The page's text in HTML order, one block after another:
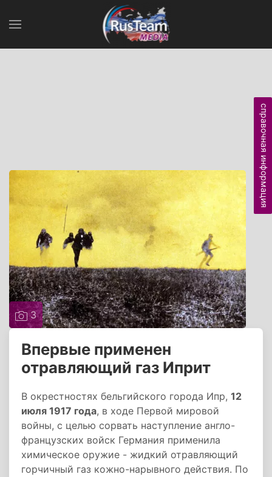
3
Впервые применен
отравляющий газ Иприт
В окрестностях бельгийского города Ипр, 12
июля 1917 года, в ходе Первой мировой
войны, с целью сорвать наступление англо-
французских войск Германия применила
химическое оружие - жидкий отравляющий
горчичный газ кожно-нарывного действия. По
справочная информация